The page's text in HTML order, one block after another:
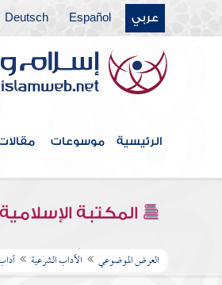
عربي Español
Deutsch
الرئيسية موسوعات
المكتبة الإسلامية
العرض الموضوعي الآداب الشرعية